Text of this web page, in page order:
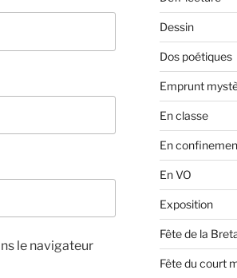
le navigateur
Dessin
Dos poétiques
Emprunt
En classe
En
En VO
Exposition
Fête de la
Fête du court